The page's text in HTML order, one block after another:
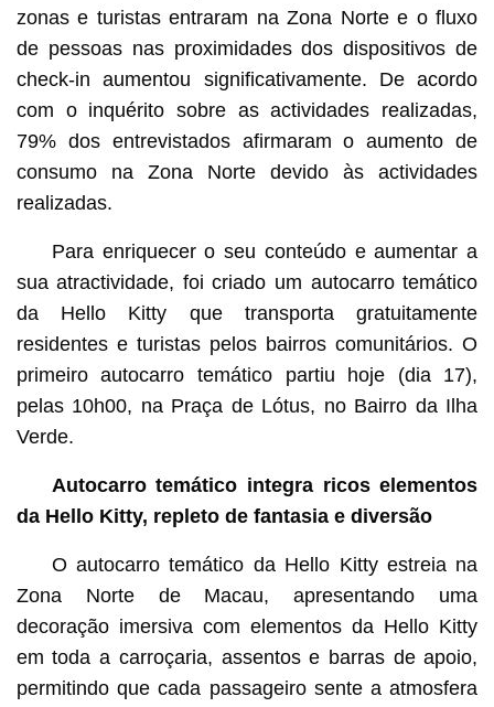
zonas e turistas entraram na Zona Norte e o fluxo
de pessoas nas proximidades dos dispositivos de
check-in aumentou significativamente. De acordo
com o inquérito sobre as actividades realizadas,
79% dos entrevistados afirmaram o aumento de
consumo na Zona Norte devido às actividades
realizadas.
Para enriquecer o seu conteúdo e aumentar a
sua atractividade, foi criado um autocarro temático
da Hello Kitty que transporta gratuitamente
residentes e turistas pelos bairros comunitários. O
primeiro autocarro temático partiu hoje (dia 17),
pelas 10h00, na Praça de Lótus, no Bairro da Ilha
Verde.
Autocarro temático integra ricos elementos
da Hello Kitty, repleto de fantasia e diversão
O autocarro temático da Hello Kitty estreia na
Zona Norte de Macau, apresentando uma
decoração imersiva com elementos da Hello Kitty
em toda a carroçaria, assentos e barras de apoio,
permitindo que cada passageiro sente a atmosfera